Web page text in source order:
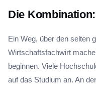
Die
Ein Weg, über den selten
Wirtschaftsfachwirt
beginnen. Viele
auf das Studium an. An